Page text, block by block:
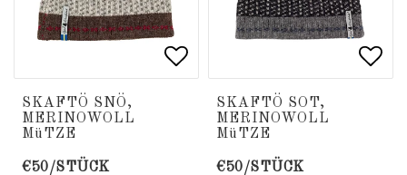
Add to list of favorites
Add to list of favorites
SKAFTÖ SNÖ,
MERINOWOLL
MüTZE
€50/STÜCK
SKAFTÖ SOT,
MERINOWOLL
MüTZE
€50/STÜCK